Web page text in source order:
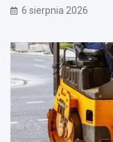
6 sierpnia 2026